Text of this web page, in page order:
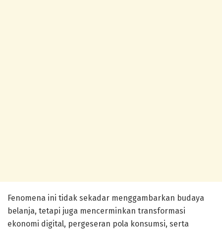
Fenomena ini tidak sekadar menggambarkan budaya
belanja, tetapi juga mencerminkan transformasi
ekonomi digital, pergeseran pola konsumsi, serta